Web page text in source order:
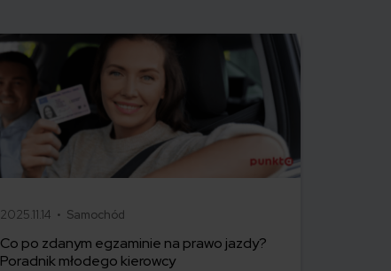
2025.11.14 • Samochód
Co po zdanym egzaminie na prawo jazdy?
Poradnik młodego kierowcy